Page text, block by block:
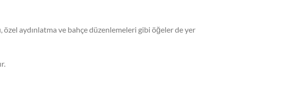
aydınlatma ve bahçe düzenlemeleri gibi öğeler de yer